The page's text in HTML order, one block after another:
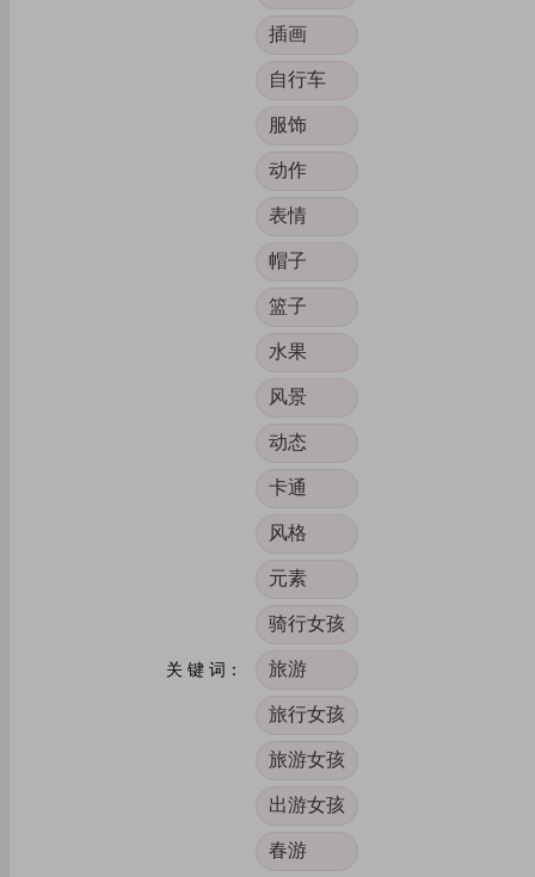
关 键 词：
插画
自行车
服饰
动作
表情
帽子
篮子
水果
风景
动态
卡通
风格
元素
骑行女孩
旅游
旅行女孩
旅游女孩
出游女孩
春游